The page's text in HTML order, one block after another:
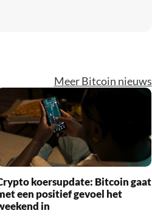
Meer Bitcoin nieuws
koersupdate: Bitcoin gaat
een positief gevoel het
in